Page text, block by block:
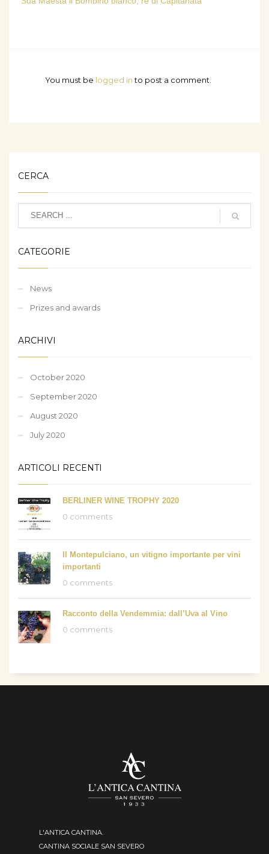
You must be logged into post a comment.
CERCA
CATEGORIE
News
Prizes and awards
ARCHIVI
October 2020
September 2020
August 2020
July 2020
ARTICOLI RECENTI
BERLINER WINE TROPHY 2020
0 comments
Il Montepulciano, un vitigno importante per vini
importanti
0 comments
Racconto della Vendemmia: dall’Uva al Vino
0 comments
L'ANTICA CANTINA.
CANTINA SOCIALE SAN SEVERO